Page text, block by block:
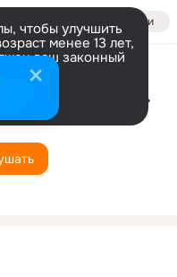
Войти
чтобы улучшить
менее 13 лет,
ваш законный
Я тебе еще пригожусь
Беляев